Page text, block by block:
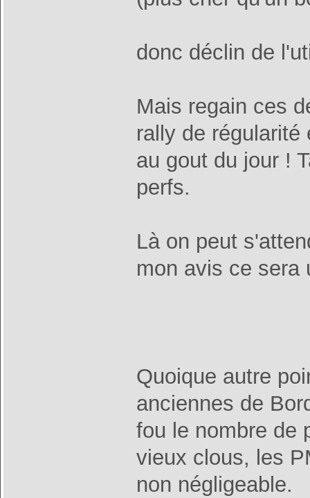
donc déclin de
Mais regain ces
rally de
au gout du jour !
perfs.
Là on peut
mon avis ce sera
Quoique autre
anciennes de
fou le nombre de
vieux clous, les
non négligeable.